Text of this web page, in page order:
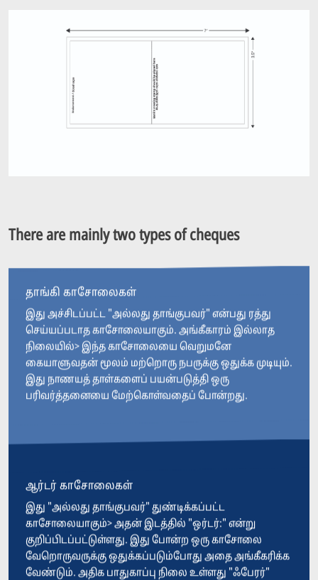
There are mainly two types of cheques
தாங்கி காசோலைகள்
இது அச்சிடப்பட்ட "அல்லது தாங்குபவர்" என்பது ரத்து
செய்யப்படாத காசோலையாகும். அங்கீகாரம் இல்லாத
நிலையில்> இந்த காசோலையை வெறுமனே
கையாளுவதன் மூலம் மற்றொரு நபருக்கு ஒதுக்க முடியும்.
இது நாணயத் தாள்களைப் பயன்படுத்தி ஒரு
பரிவர்த்தனையை மேற்கொள்வதைப் போன்றது.
ஆர்டர் காசோலைகள்
இது "அல்லது தாங்குபவர்" துண்டிக்கப்பட்ட
காசோலையாகும்> அதன் இடத்தில் "ஒர்டர்:" என்று
குறிப்பிடப்பட்டுள்ளது. இது போன்ற ஒரு காசோலை
வேறொருவருக்கு ஒதுக்கப்படும்போது அதை அங்கீகரிக்க
வேண்டும். அதிக பாதுகாப்பு நிலை உள்ளது "ஃபேரர்"